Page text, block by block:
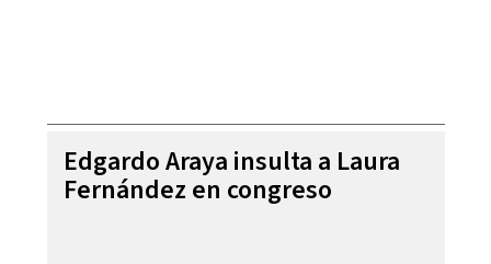
Edgardo Araya insulta a Laura
Fernández en congreso